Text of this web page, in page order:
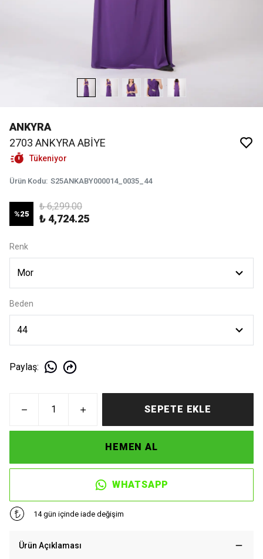
ANKYRA
2703 ANKYRA ABİYE
Tükeniyor
Ürün Kodu: S25ANKABY000014_0035_44
%25
₺ 6,299.00
₺ 4,724.25
Renk
Beden
Paylaş:
SEPETE EKLE
HEMEN AL
WHATSAPP
14 gün içinde iade değişim
Ürün Açıklaması